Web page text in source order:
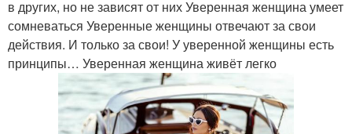
в других, но не зависят от них Уверенная женщина умеет
сомневаться Уверенные женщины отвечают за свои
действия. И только за свои! У уверенной женщины есть
принципы… Уверенная женщина живёт легко